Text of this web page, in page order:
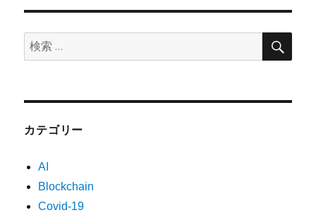
検
索:
検
カテゴリー
AI
Blockchain
Covid-19